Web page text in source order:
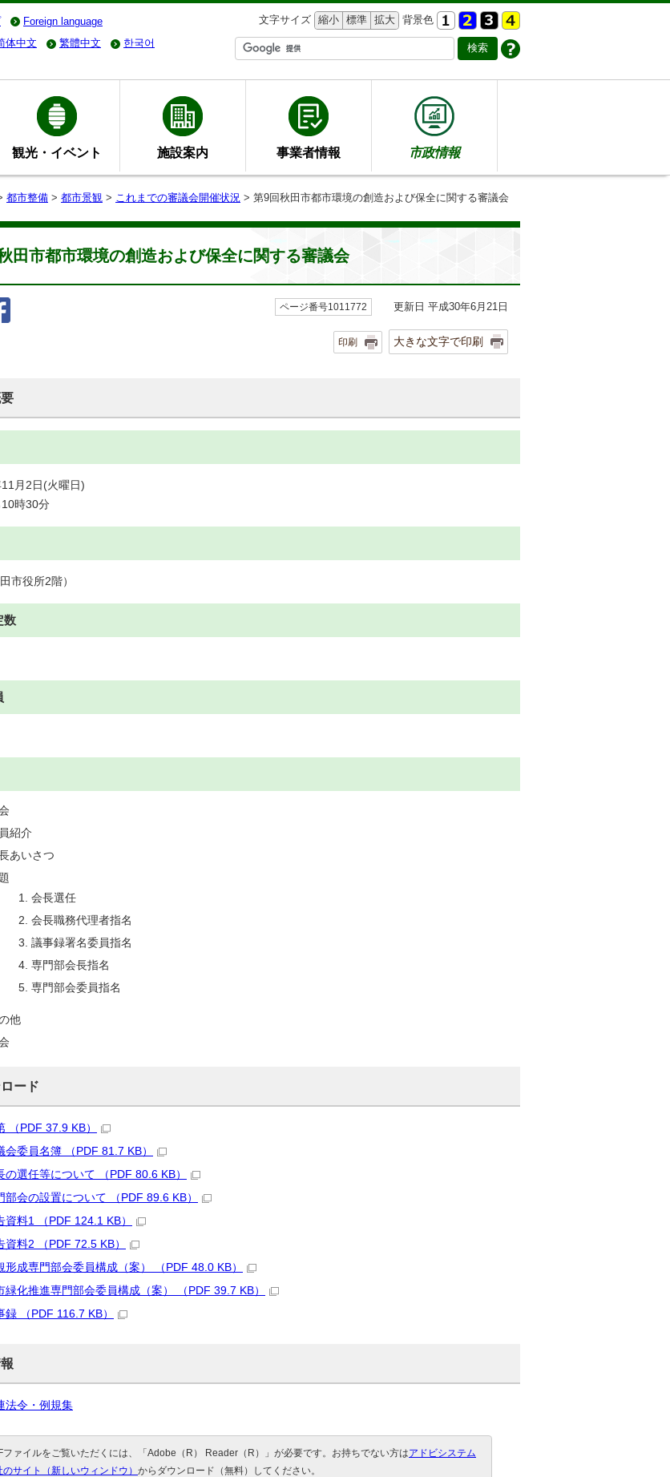
Foreign language 文字サイズ 縮小 標準 拡大 背景色
体中文 繁體中文 한국어
観光・イベント 施設案内 事業者情報 市政情報
都市整備 > 都市景観 > これまでの審議会開催状況 > 第9回秋田市都市環境の創造および保全に関する審議会
田市都市環境の創造および保全に関する審議会
ページ番号1011772 更新日 平成30年6月21日
印刷 大きな文字で印刷
月2日(火曜日)
時30分
市役所2階）
数
紹介
あいさつ
会長選任
会長職務代理者指名
議事録署名委員指名
専門部会長指名
専門部会委員指名
他
ード
（PDF 37.9 KB）
会委員名簿 （PDF 81.7 KB）
の選任等について （PDF 80.6 KB）
部会の設置について （PDF 89.6 KB）
資料1 （PDF 124.1 KB）
資料2 （PDF 72.5 KB）
形成専門部会委員構成（案） （PDF 48.0 KB）
緑化推進専門部会委員構成（案） （PDF 39.7 KB）
録 （PDF 116.7 KB）
法令・例規集
ファイルをご覧いただくには、「Adobe（R） Reader（R）」が必要です。お持ちでない方はアドビシステム
のサイト（新しいウィンドウ） からダウンロード（無料）してください。